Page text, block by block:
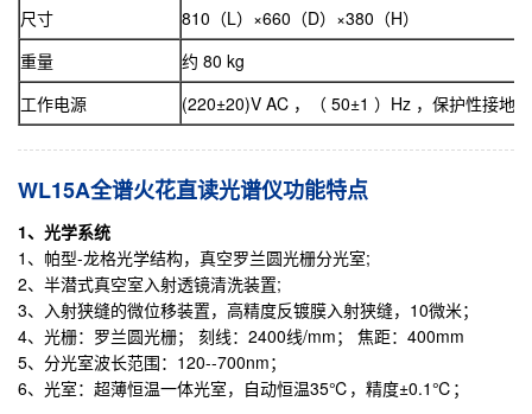
尺寸
810（L）×660（D）×380（H）
重量
约 80 kg
工作电源
(220±20)V AC ，（ 50±1 ）Hz ，保护性接地
WL15A全谱火花直读光谱仪功能特点
1、光学系统
1、帕型-龙格光学结构，真空罗兰圆光栅分光室;
2、半潜式真空室入射透镜清洗装置;
3、入射狭缝的微位移装置，高精度反镀膜入射狭缝，10微米；
4、光栅：罗兰圆光栅； 刻线：2400线/mm； 焦距：400mm
5、分光室波长范围：120--700nm；
6、光室：超薄恒温一体光室，自动恒温35℃，精度±0.1℃；